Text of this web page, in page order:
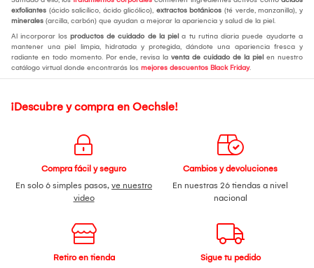
exfoliantes (ácido salicílico, ácido glicólico), extractos botánicos (té verde, manzanilla), y
minerales (arcilla, carbón) que ayudan a mejorar la apariencia y salud de la piel.
Al incorporar los productos de cuidado de la piel a tu rutina diaria puede ayudarte a
mantener una piel limpia, hidratada y protegida, dándote una apariencia fresca y
radiante en todo momento. Por ende, revisa la venta de cuidado de la piel en nuestro
catálogo virtual donde encontrarás los mejores descuentos Black Friday.
¡Descubre y compra en Oechsle!
Compra fácil y seguro
En solo 6 simples pasos, ve nuestro
video
Cambios y devoluciones
En nuestras 26 tiendas a nivel
nacional
Retiro en tienda
Sigue tu pedido